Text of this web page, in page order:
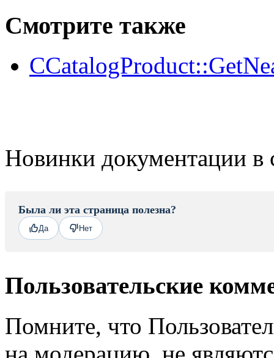
Смотрите также
Новинки документации в
Была ли эта страница полезна?
Да Нет
Пользовательские
Помните, что